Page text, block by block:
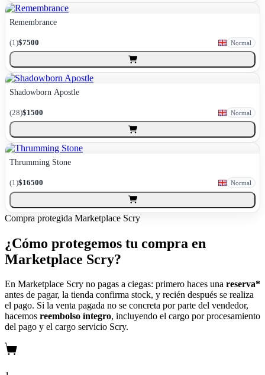
Remembrance
(1)$7500 Normal
Shadowborn Apostle
(28)$1500 Normal
Thrumming Stone
(1)$16500 Normal
Compra protegida Marketplace Scry
¿Cómo protegemos tu compra en
Marketplace Scry?
En Marketplace Scry no pagas a ciegas: primero haces una reserva*
antes de pagar, la tienda confirma stock, y recién después se realiza
el pago. Si la venta pagada no se concreta por parte del vendedor,
hacemos reembolso íntegro, incluyendo el cargo por procesamiento
del pago y el cargo servicio Scry.